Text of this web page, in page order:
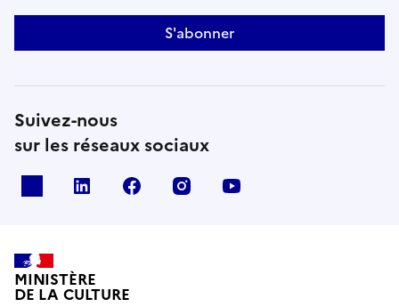
S'abonner
Suivez-nous
sur les réseaux sociaux
linkedin facebook instagram
MINISTÈRE
DE LA CULTURE